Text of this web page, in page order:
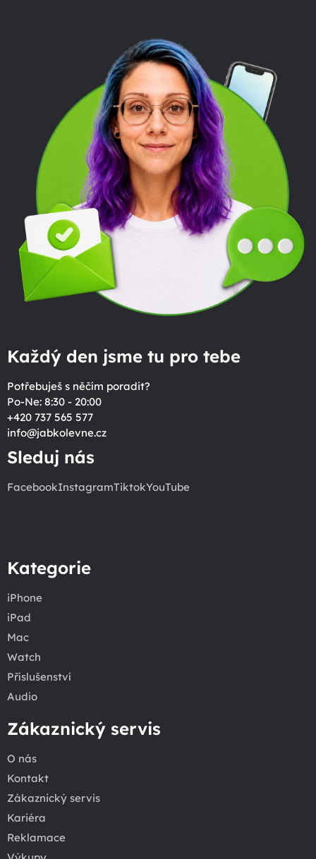
Každý den jsme tu pro tebe
Potřebuješ s něčím poradit?
Po-Ne: 8:30 - 20:00
+420 737 565 577
info@jabkolevne.cz
Sleduj nás
FacebookInstagramTiktokYouTube
Kategorie
iPhone
iPad
Mac
Watch
Příslušenství
Audio
Zákaznický servis
O nás
Kontakt
Zákaznický servis
Kariéra
Reklamace